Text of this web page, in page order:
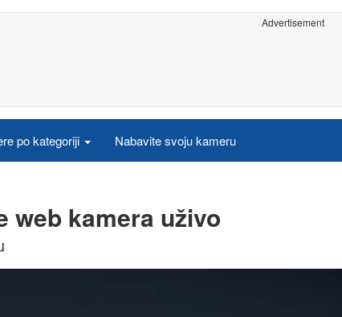
Advertisement
po kategoriji Nabavite svoju kameru
web kamera uživo